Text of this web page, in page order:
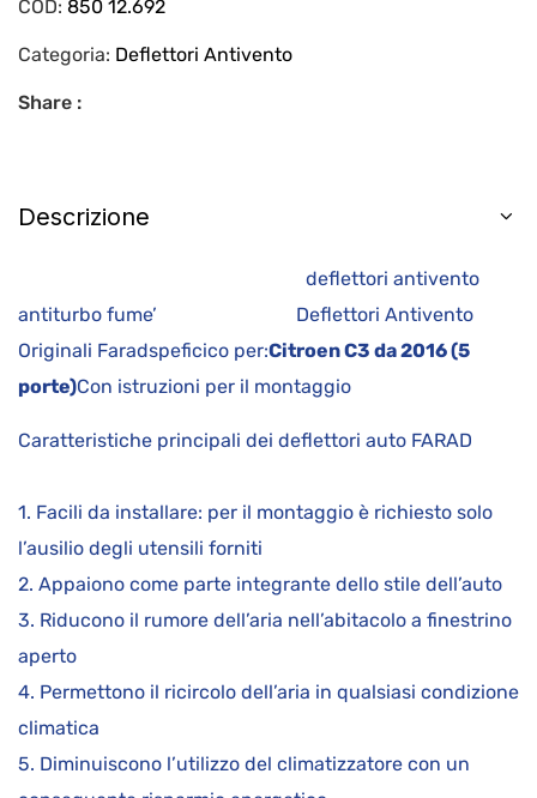
COD: 850 12.692
Categoria: Deflettori Antivento
Share :
Descrizione
deflettori antivento
antiturbo fume’ Deflettori Antivento
Originali Faradspeficico per:Citroen C3 da 2016 (5
porte)Con istruzioni per il montaggio
Caratteristiche principali dei deflettori auto FARAD
1. Facili da installare: per il montaggio è richiesto solo
l’ausilio degli utensili forniti
2. Appaiono come parte integrante dello stile dell’auto
3. Riducono il rumore dell’aria nell’abitacolo a finestrino
aperto
4. Permettono il ricircolo dell’aria in qualsiasi condizione
climatica
5. Diminuiscono l’utilizzo del climatizzatore con un